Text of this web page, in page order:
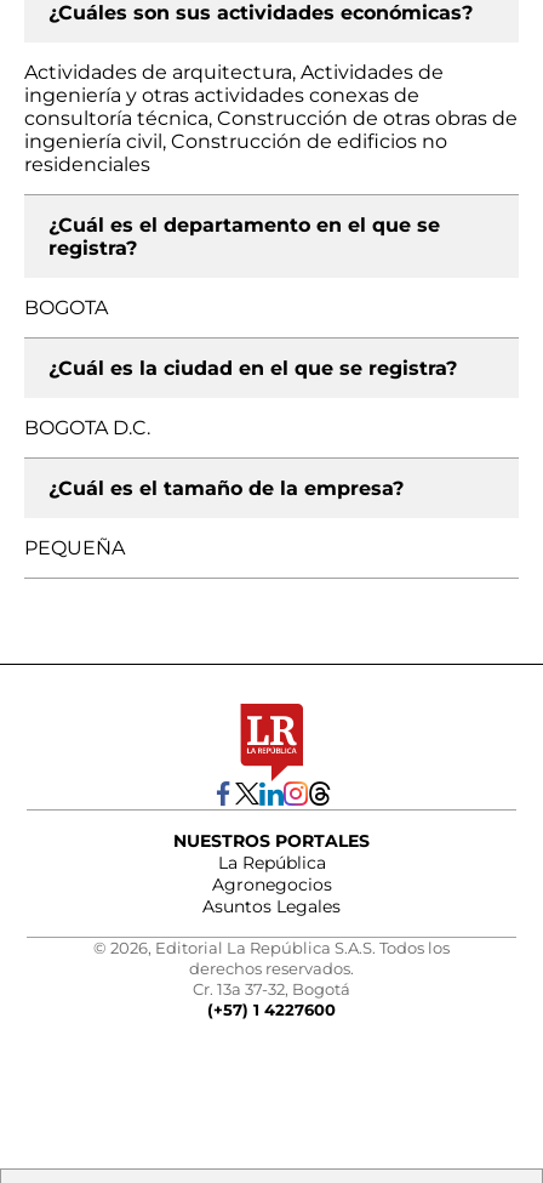
¿Cuáles son sus actividades económicas?
Actividades de arquitectura, Actividades de
ingeniería y otras actividades conexas de
consultoría técnica, Construcción de otras obras de
ingeniería civil, Construcción de edificios no
residenciales
¿Cuál es el departamento en el que se
registra?
BOGOTA
¿Cuál es la ciudad en el que se registra?
BOGOTA D.C.
¿Cuál es el tamaño de la empresa?
PEQUEÑA
NUESTROS PORTALES
La República
Agronegocios
Asuntos Legales
© 2026, Editorial La República S.A.S. Todos los
derechos reservados.
Cr. 13a 37-32, Bogotá
(+57) 1 4227600